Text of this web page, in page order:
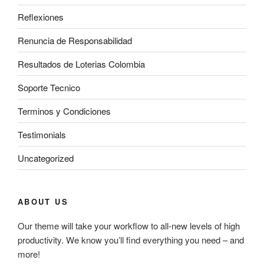
Reflexiones
Renuncia de Responsabilidad
Resultados de Loterias Colombia
Soporte Tecnico
Terminos y Condiciones
Testimonials
Uncategorized
ABOUT US
Our theme will take your workflow to all-new levels of high
productivity. We know you’ll find everything you need – and
more!